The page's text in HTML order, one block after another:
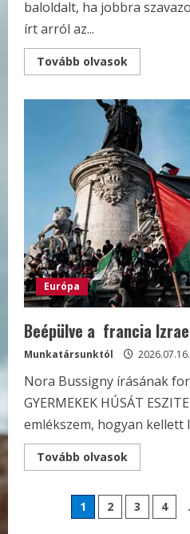
baloldalt, ha jobbra
írt arról az...
Tovább olvasok
more
tábornokok
lázadása
Európa
Beépülve a francia
Munkatársunktól 2026.07.16.
Nora Bussigny írásának
GYERMEKEK HÚSÁT
emlékszem, hogyan kellett
Tovább olvasok
more
francia
Izrael-
1 2 3 4